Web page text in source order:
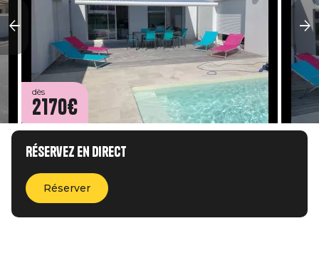
dès
2170€
Réservez en direct
Réserver